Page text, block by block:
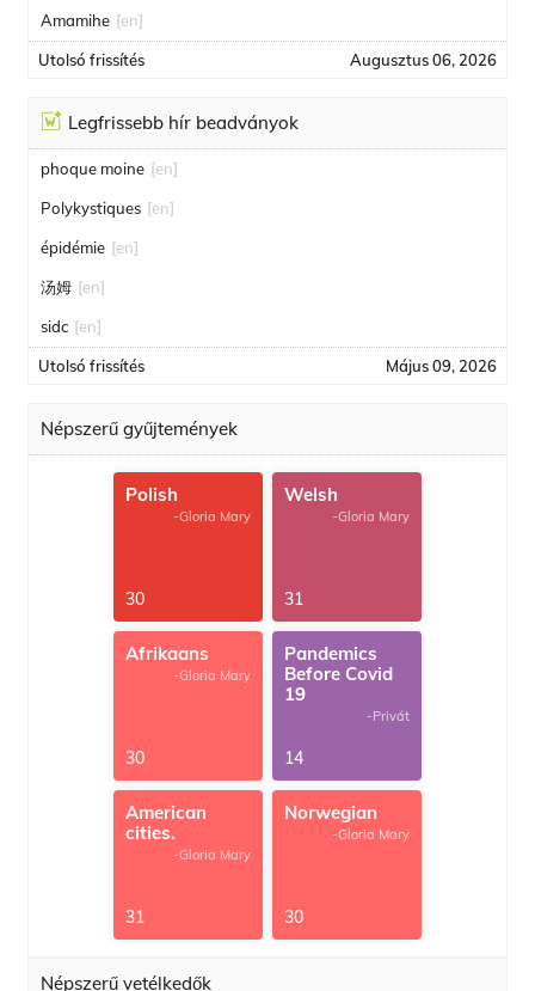
Amamihe [en]
Utolsó frissítés Augusztus 06, 2026
Legfrissebb hír beadványok
phoque moine [en]
Polykystiques [en]
épidémie [en]
汤姆 [en]
sidc [en]
Utolsó frissítés Május 09, 2026
Népszerű gyűjtemények
Polish
-Gloria Mary
30
Welsh
-Gloria Mary
31
Afrikaans
-Gloria Mary
30
Pandemics
Before Covid
19
-Privát
14
American
cities.
-Gloria Mary
31
Norwegian
-Gloria Mary
30
Népszerű vetélkedők